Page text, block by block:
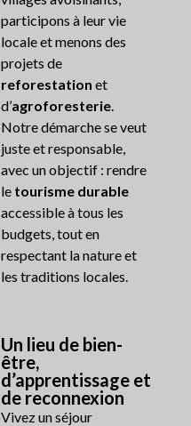
participons à leur vie
locale et menons des
projets de
reforestation et
d’agroforesterie
Notre démarche se veut
juste et responsable,
avec un objectif : rendre
le tourisme durable
accessible à tous les
budgets, tout en
respectant la nature et
les traditions locales.
Un lieu de bien-
être,
d’apprentissage et
de reconnexion
Vivez un séjour